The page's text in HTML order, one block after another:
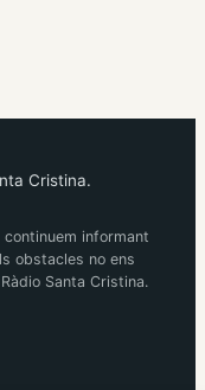
Cristina.
informant
obstacles no ens
Santa Cristina.